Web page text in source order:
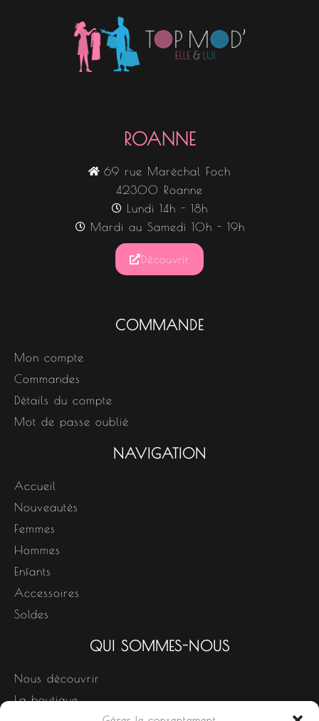
ROANNE
69 rue Maréchal Foch
42300 Roanne
Lundi 14h - 18h
Mardi au Samedi 10h - 19h
Découvrir
COMMANDE
Mon compte
Commandes
Détails du compte
Mot de passe oublié
NAVIGATION
Accueil
Nouveautés
Femmes
Hommes
Enfants
Accessoires
Soldes
QUI SOMMES-NOUS
Nous découvrir
La boutique